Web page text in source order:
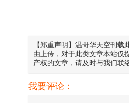
【郑重声明】温哥华天空刊
由上传，对于此类文章本站仅
产权的文章，请及时与我们联
我要评论：